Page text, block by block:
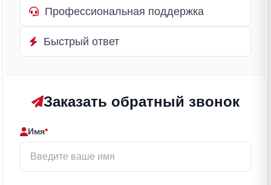
Профессиональная поддержка
Быстрый ответ
Заказать обратный звонок
Имя*